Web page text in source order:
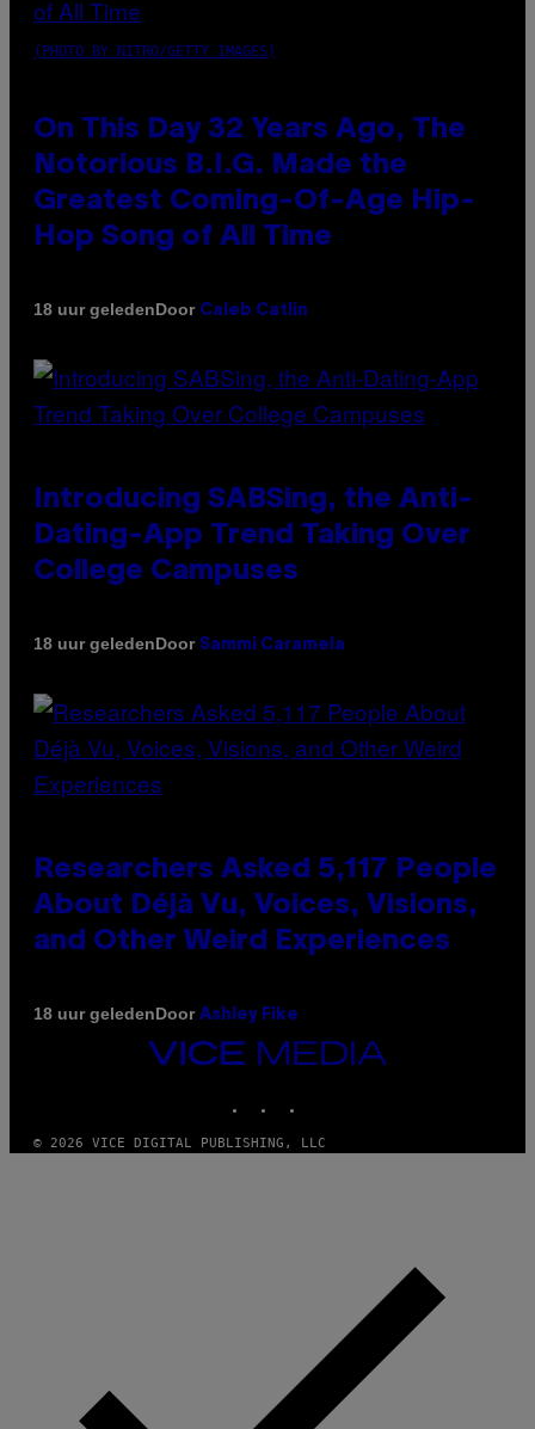
(PHOTO BY NITRO/GETTY IMAGES)
On This Day 32 Years Ago, The
Notorious B.I.G. Made the
Greatest Coming-Of-Age Hip-
Hop Song of All Time
18 uur geledenDoor Caleb Catlin
Introducing SABSing, the Anti-
Dating-App Trend Taking Over
College Campuses
18 uur geledenDoor Sammi Caramela
Researchers Asked 5,117 People
About Déjà Vu, Voices, Visions,
and Other Weird Experiences
18 uur geledenDoor Ashley Fike
VICE
MEDIA
© 2026 VICE DIGITAL PUBLISHING, LLC